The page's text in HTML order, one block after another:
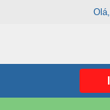
Olá,